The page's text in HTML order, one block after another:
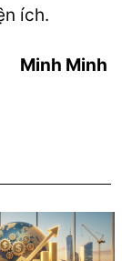
ích.
Minh Minh